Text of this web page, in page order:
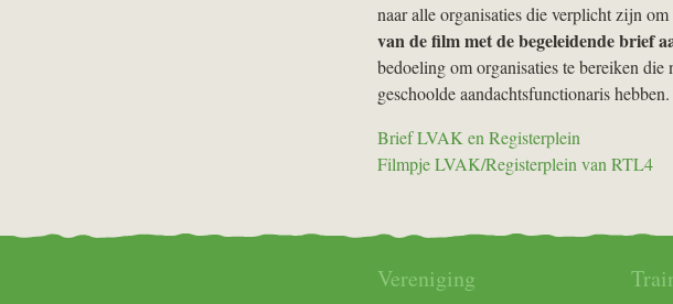
naar alle organisaties die verplicht zijn
van de film met de begeleidende brief
bedoeling om organisaties te bereiken
geschoolde aandachtsfunctionaris
Brief LVAK en Registerplein
Filmpje LVAK/Registerplein van RTL4
Vereniging